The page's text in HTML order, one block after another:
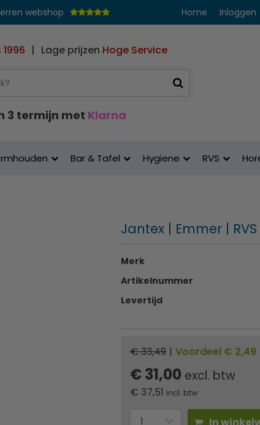
webshop Home Inloggen
| Lage prijzen Hoge Service
3 termijn met Klarna
Bar & Tafel Hygiene RVS
Jantex | Emmer |
Merk
Artikelnummer
Levertijd
€ 33,49 | Voordeel € 2,49
€ 31,00 excl. btw
€ 37,51 incl. btw